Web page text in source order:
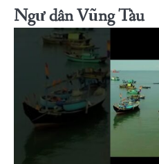
Ngư dân Vũng Tàu